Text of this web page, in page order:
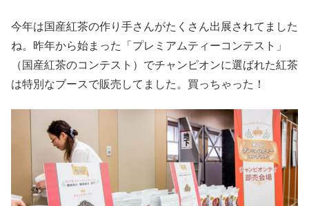
今年は国産紅茶の作り手さんがたくさん出展されてました
ね。昨年から始まった「プレミアムティーコンテスト」
（国産紅茶のコンテスト）でチャンピオンに選ばれた紅茶
は特別なブースで販売してました。買っちゃった！